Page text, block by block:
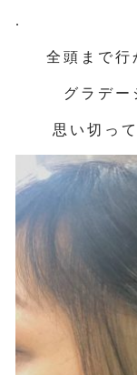
.
全頭まで行
グラデー
思い切っ